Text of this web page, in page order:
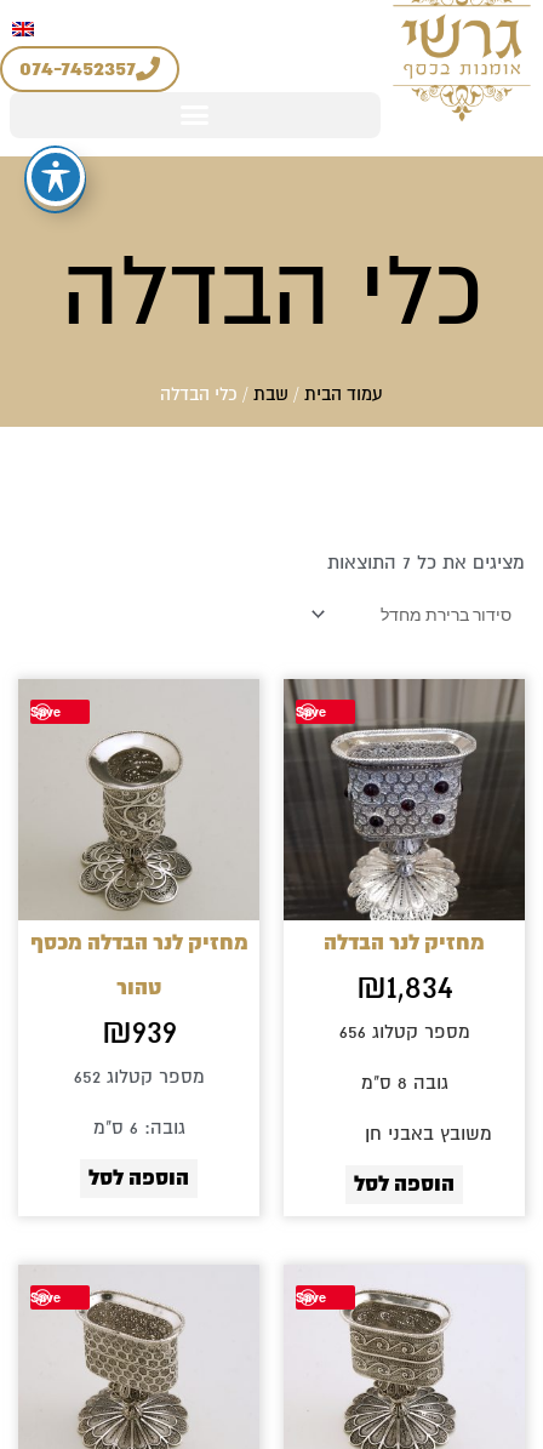
דילוג
לתוכן
074-7452357
כלי הבדלה
עמוד הבית / שבת / כלי הבדלה
מציגים את כל ⁦7⁩ התוצאות
Save
מחזיק לנר הבדלה
₪1,834
מספר קטלוג 656
גובה 8 ס"מ
משובץ באבני חן
הוספה לסל
Save
מחזיק לנר הבדלה מכסף
טהור
₪939
מספר קטלוג 652
גובה: 6 ס"מ
הוספה לסל
Save
Save